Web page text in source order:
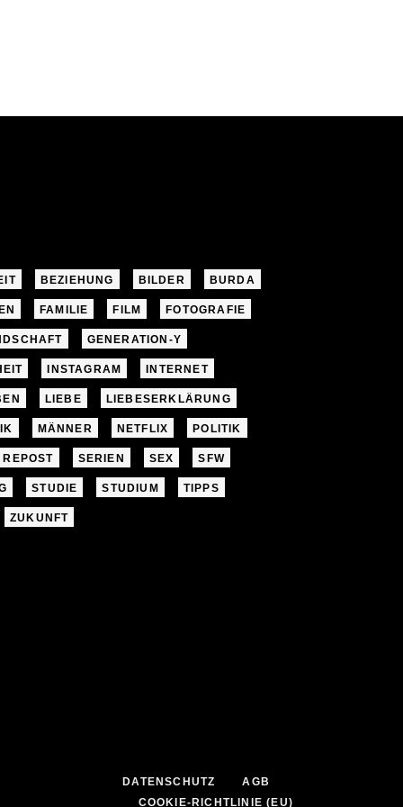
BEZIEHUNG BILDER BURDA
FAMILIE FILM FOTOGRAFIE
GENERATION-Y
INSTAGRAM INTERNET
LIEBE LIEBESERKLÄRUNG
MÄNNER NETFLIX POLITIK
REPOST SERIEN SEX SFW
STUDIE STUDIUM TIPPS
ZUKUNFT
DATENSCHUTZ
AGB
COOKIE-RICHTLINIE (EU)